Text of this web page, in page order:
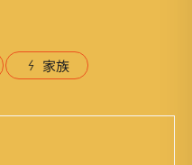
家族